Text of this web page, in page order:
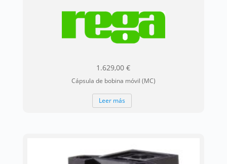
1.629,00€
Cápsula de bobina móvil (MC)
Leer más